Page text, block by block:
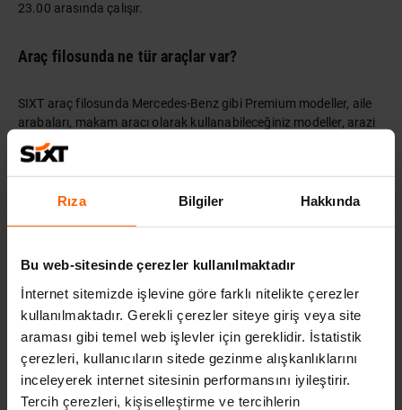
Rıza Bilgiler Hakkında
Bu web-sitesinde çerezler kullanılmaktadır
İnternet sitemizde işlevine göre farklı nitelikte çerezler
kullanılmaktadır. Gerekli çerezler siteye giriş veya site
araması gibi temel web işlevler için gereklidir. İstatistik
çerezleri, kullanıcıların sitede gezinme alışkanlıklarını
inceleyerek internet sitesinin performansını iyileştirir.
Tercih çerezleri, kişiselleştirme ve tercihlerin
23.00 arasında çalışır.
Araç filosunda ne tür araçlar var?
SIXT araç filosunda Mercedes-Benz gibi Premium modeller, aile
arabaları, makam aracı olarak kullanabileceğiniz modeller, arazi
şartlarına uygun otomobiller gibi pek çok seçenek bulunur.
Müşteri hizmetleri telefon numarası nedir?
SIXT müşteri hizmetleri telefon numarası: 0850 222 2 000
SIXT hakkında farklı sorularım var.